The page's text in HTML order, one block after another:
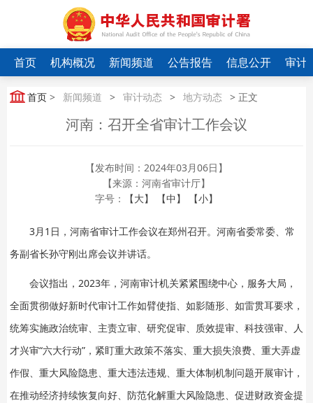
首页 机构概况 新闻频道 公告报告 信息公开 审计
首页 > 新闻频道 > 审计动态 > 地方动态 > 正文
河南：召开全省审计工作会议
【发布时间：2024年03月06日】
【来源：河南省审计厅】
字号：
【大】 【中】 【小】
3月1日，河南省审计工作会议在郑州召开。河南省委常委、常
务副省长孙守刚出席会议并讲话。
会议指出，2023年，河南审计机关紧紧围绕中心，服务大局，
全面贯彻做好新时代审计工作如臂使指、如影随形、如雷贯耳要求，
统筹实施政治统审、主责立审、研究促审、质效提审、科技强审、人
才兴审“六大行动”，紧盯重大政策不落实、重大损失浪费、重大弄虚
作假、重大风险隐患、重大违法违规、重大体制机制问题开展审计，
在推动经济持续恢复向好、防范化解重大风险隐患、促进财政资金提